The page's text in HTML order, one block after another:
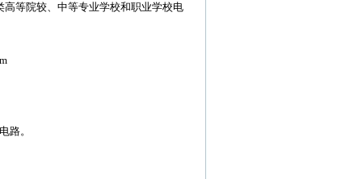
等院较、中等专业学校和职业学校电
路。